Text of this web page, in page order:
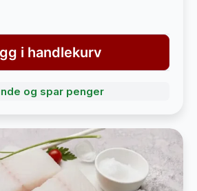
i handlekurv
og spar penger